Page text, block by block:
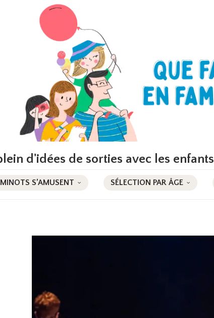
d'idées de sorties avec les enfants
S’AMUSENT SÉLECTION PAR ÂGE